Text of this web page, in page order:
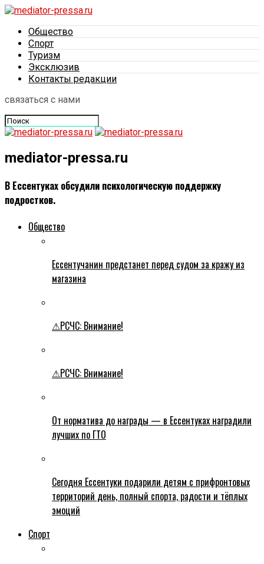
Общество
Спорт
Туризм
Эксклюзив
Контакты редакции
связаться с нами
mediator-pressa.ru
В Ессентуках обсудили психологическую поддержку
подростков.
Общество
Ессентучанин предстанет перед судом за кражу из
магазина
⚠РСЧС: Внимание!
⚠РСЧС: Внимание!
От норматива до награды — в Ессентуках наградили
лучших по ГТО
Сегодня Ессентуки подарили детям с прифронтовых
территорий день, полный спорта, радости и тёплых
эмоций
Спорт